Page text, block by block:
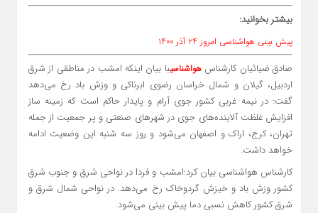
بیشتر بخوانید:
پیش بینی هواشناسی امروز ۲۴ آذر ۱۴۰۰
صادق ضیائیان کارشناسهواشناسیبا بیان اینکه امشب در مناطقی از شرق
اردبیل، گیلان و شمال خراسان رضوی ابرناکی و وزش باد رخ می‌دهد
گفت: در نیمه غربی کشور جوی آرام و پایدار حاکم است که زمینه ساز
افزایش غلظت آلاینده‌های جوی در شهرهای صنعتی و پر جمعیت از جمله
تهران، کرج، اراک و اصفهان می‌شود و روز سه شنبه این وضعیت ادامه
خواهد داشت.
کارشناس هواشناسی بیان کرد:امشب و فردا در نواحی شرق و جنوب شرق
کشور وزش باد و خیزش گردوخاک رخ می‌دهد. در نواحی شمال شرق و
شرق کشور کاهش نسبی دما پیش بینی می‌شود.